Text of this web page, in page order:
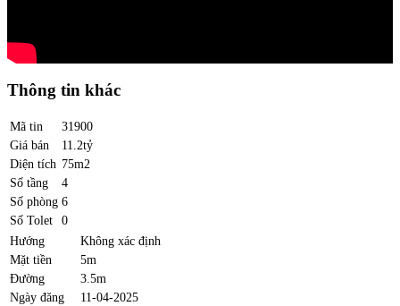
Thông tin khác
Mã tin
31900
Giá bán
11.2tỷ
Diện tích 75m2
Số tầng
4
Số phòng 6
Số Tolet
0
Hướng
Không xác định
Mặt tiền
5m
Đường
3.5m
Ngày đăng
11-04-2025